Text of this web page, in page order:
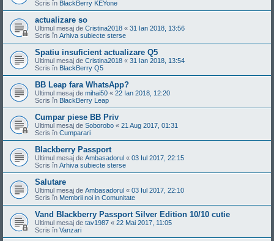
Scris în BlackBerry KEYone
actualizare so
Ultimul mesaj de Cristina2018 « 31 Ian 2018, 13:56
Scris în Arhiva subiecte sterse
Spatiu insuficient actualizare Q5
Ultimul mesaj de Cristina2018 « 31 Ian 2018, 13:54
Scris în BlackBerry Q5
BB Leap fara WhatsApp?
Ultimul mesaj de mihai50 « 22 Ian 2018, 12:20
Scris în BlackBerry Leap
Cumpar piese BB Priv
Ultimul mesaj de Soborobo « 21 Aug 2017, 01:31
Scris în Cumparari
Blackberry Passport
Ultimul mesaj de Ambasadorul « 03 Iul 2017, 22:15
Scris în Arhiva subiecte sterse
Salutare
Ultimul mesaj de Ambasadorul « 03 Iul 2017, 22:10
Scris în Membrii noi in Comunitate
Vand Blackberry Passport Silver Edition 10/10 cutie
Ultimul mesaj de tav1987 « 22 Mai 2017, 11:05
Scris în Vanzari